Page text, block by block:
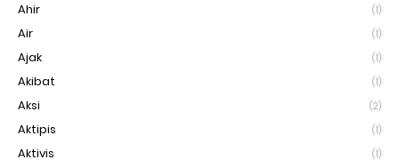
Ahir (1)
Air (1)
Ajak (1)
Akibat (1)
Aksi (2)
Aktipis (1)
Aktivis (1)